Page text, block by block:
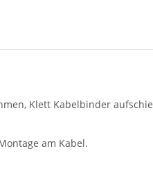
Klett Kabelbinder
am Kabel.